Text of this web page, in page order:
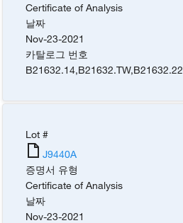
Certificate of Analysis
날짜
Nov-23-2021
카탈로그 번호
B21632.14,B21632.TW,B21632.22
Lot #
J9440A
증명서 유형
Certificate of Analysis
날짜
Nov-23-2021